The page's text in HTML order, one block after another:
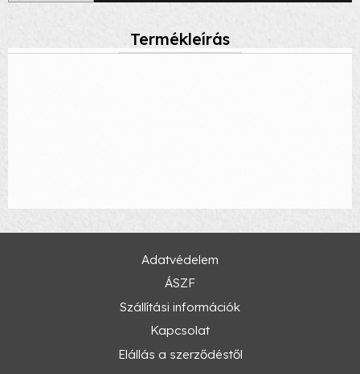
Termékleírás
Adatvédelem
ÁSZF
Szállítási információk
Kapcsolat
Elállás a szerződéstől